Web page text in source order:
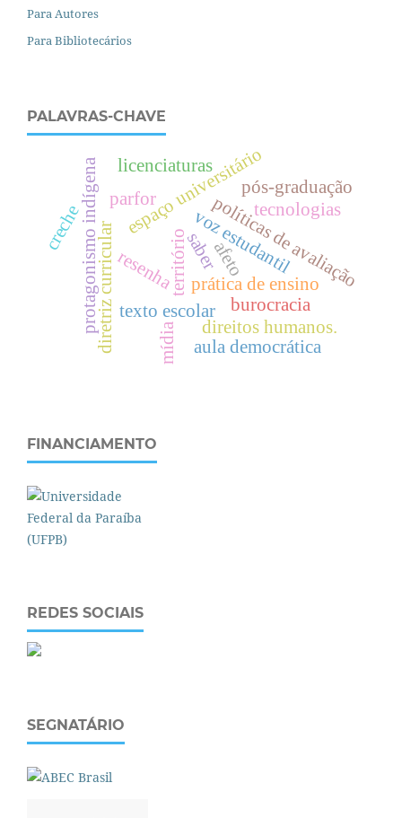
Para Autores
Para Bibliotecários
PALAVRAS-CHAVE
resenhaterritório
diretriz curricular
prática de ensino
texto escolar
políticas de avaliação
espaço universitáriopós-graduação
protagonismo indígena saber
mídia direitos humanos.
licenciaturas
parfor
voz estudantil
creche tecnologias
aula democrática
afeto
burocracia
FINANCIAMENTO
REDES SOCIAIS
SEGNATÁRIO